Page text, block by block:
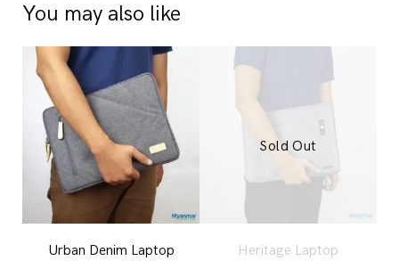
You may also like
Urban Denim Laptop
Heritage Laptop
Sold Out